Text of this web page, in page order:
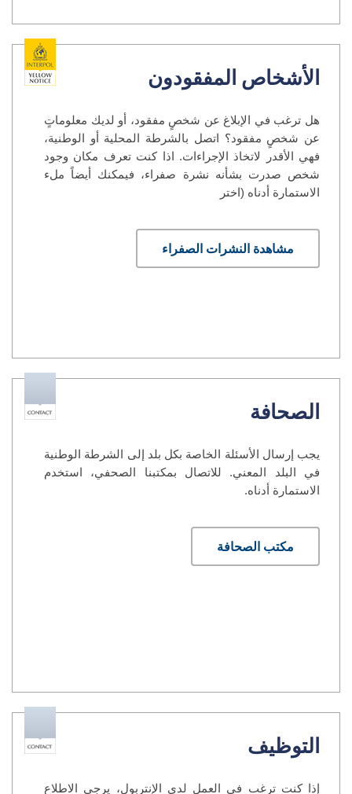
الأشخاص المفقودون
هل ترغب في الإبلاغ عن شخصٍ مفقود، أو لديك معلوماتٍ
عن شخصٍ مفقود؟ اتصل بالشرطة المحلية أو الوطنية،
فهي الأقدر لاتخاذ الإجراءات. اذا كنت تعرف مكان وجود
شخص صدرت بشأنه نشرة صفراء، فيمكنك أيضاً ملء
الاستمارة أدناه (اختر
مشاهدة النشرات الصفراء
الصحافة
يجب إرسال الأسئلة الخاصة بكل بلد إلى الشرطة الوطنية
في البلد المعني. للاتصال بمكتبنا الصحفي، استخدم
الاستمارة أدناه.
مكتب الصحافة
التوظيف
إذا كنت ترغب في العمل لدى الإنتربول، يرجى الاطلاع